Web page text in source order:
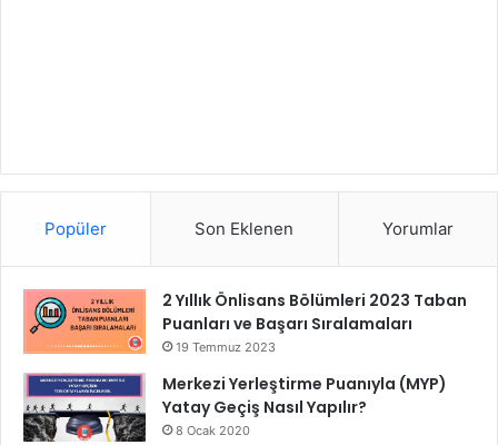
Popüler Son Eklenen Yorumlar
2 Yıllık Önlisans Bölümleri 2023 Taban
Puanları ve Başarı Sıralamaları
19 Temmuz 2023
Merkezi Yerleştirme Puanıyla (MYP)
Yatay Geçiş Nasıl Yapılır?
8 Ocak 2020